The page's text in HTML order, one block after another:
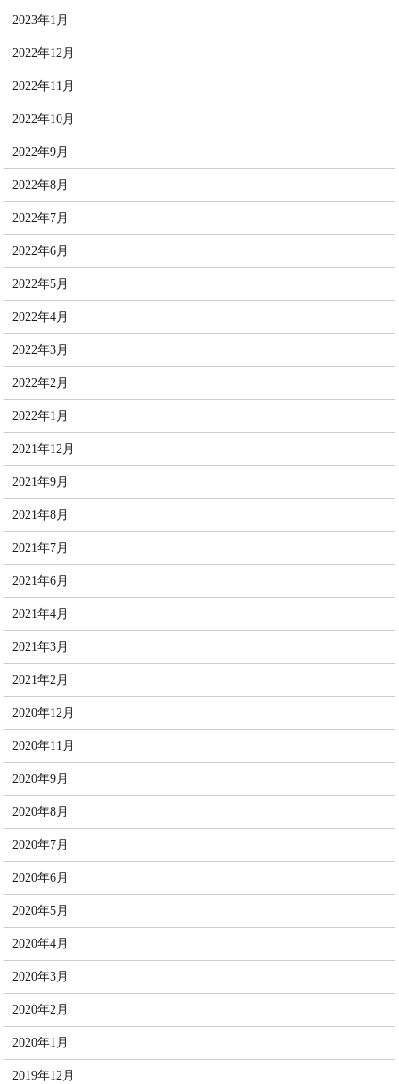
2023年1月
2022年12月
2022年11月
2022年10月
2022年9月
2022年8月
2022年7月
2022年6月
2022年5月
2022年4月
2022年3月
2022年2月
2022年1月
2021年12月
2021年9月
2021年8月
2021年7月
2021年6月
2021年4月
2021年3月
2021年2月
2020年12月
2020年11月
2020年9月
2020年8月
2020年7月
2020年6月
2020年5月
2020年4月
2020年3月
2020年2月
2020年1月
2019年12月